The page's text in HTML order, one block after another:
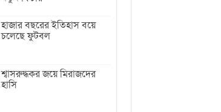
হাজার বছরের ইতিহাস বয়ে
চলেছে ফুটবল
শ্বাসরুদ্ধকর জয়ে মিরাজদের
হাসি